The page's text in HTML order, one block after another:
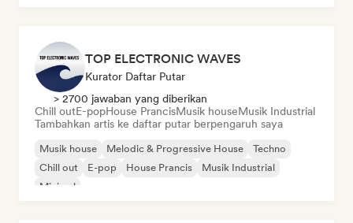
TOP ELECTRONIC WAVES
Kurator Daftar Putar
> 2700 jawaban yang diberikan
Chill outE-popHouse PrancisMusik houseMusik Industrial
Tambahkan artis ke daftar putar berpengaruh saya
Musik house Melodic & Progressive House
Techno
Chill out
E-pop House Prancis
Musik Industrial
Minimal